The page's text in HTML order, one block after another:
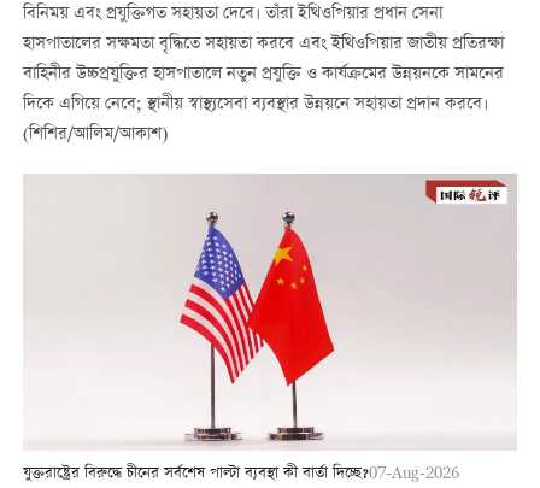
বিনিময় এবং প্রযুক্তিগত সহায়তা দেবে। তাঁরা ইথিওপিয়ার প্রধান সেনা
হাসপাতালের সক্ষমতা বৃদ্ধিতে সহায়তা করবে এবং ইথিওপিয়ার জাতীয় প্রতিরক্ষা
বাহিনীর উচ্চপ্রযুক্তির হাসপাতালে নতুন প্রযুক্তি ও কার্যক্রমের উন্নয়নকে সামনের
দিকে এগিয়ে নেবে; স্থানীয় স্বাস্থ্যসেবা ব্যবস্থার উন্নয়নে সহায়তা প্রদান করবে।
(শিশির/আলিম/আকাশ)
যুক্তরাষ্ট্রের বিরুদ্ধে চীনের সর্বশেষ পাল্টা ব্যবস্থা কী বার্তা দিচ্ছে?07-Aug-2026